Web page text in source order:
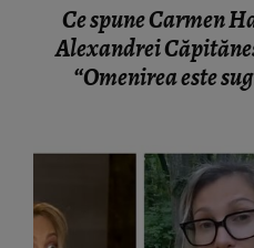
Ce spune Carmen
Alexandrei
“Omenirea este